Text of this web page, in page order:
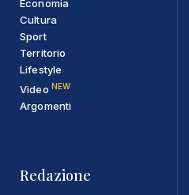
Economia
Cultura
Sport
Territorio
Lifestyle
Video NEW
Argomenti
Redazione